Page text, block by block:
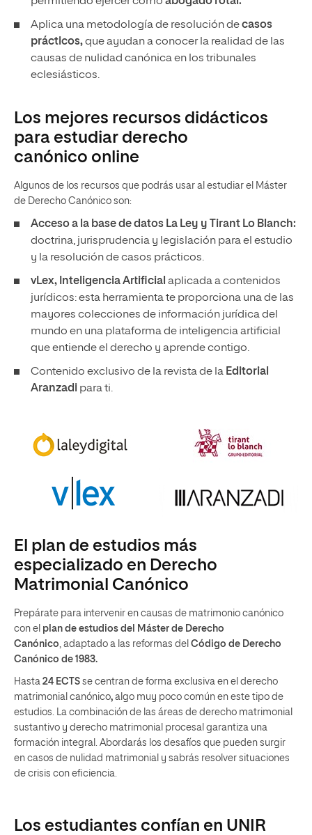
Aplica una metodología de resolución decasos
prácticos,que ayudan a conocer la realidad de las
causas de nulidad canónica en los tribunales
eclesiásticos.
Los mejores recursos didácticos
para estudiar derecho
canónico online
Algunos de los recursos que podrás usar al estudiar el Máster
de Derecho Canónico son:
Acceso a la base de datos La Ley y Tirant Lo Blanch:
doctrina, jurisprudencia y legislación para el estudio
y la resolución de casos prácticos.
vLex, Inteligencia Artificial aplicada a contenidos
jurídicos: esta herramienta te proporciona una de las
mayores colecciones de información jurídica del
mundo en una plataforma de inteligencia artificial
que entiende el derecho y aprende contigo.
Contenido exclusivo de la revista de la Editorial
Aranzadi para ti.
El plan de estudios más
especializado en Derecho
Matrimonial Canónico
Prepárate para intervenir en causas de matrimonio canónico
con el plan de estudios del Máster de Derecho
Canónico, adaptado a las reformas del Código de Derecho
Canónico de 1983.
Hasta 24 ECTS se centran de forma exclusiva en el derecho
matrimonial canónico, algo muy poco común en este tipo de
estudios. La combinación de las áreas de derecho matrimonial
sustantivo y derecho matrimonial procesal garantiza una
formación integral. Abordarás los desafíos que pueden surgir
en casos de nulidad matrimonial y sabrás resolver situaciones
de crisis con eficiencia.
Los estudiantes confían en UNIR